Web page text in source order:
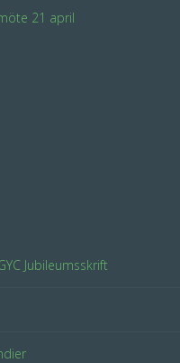
21 april
Jubileumsskrift